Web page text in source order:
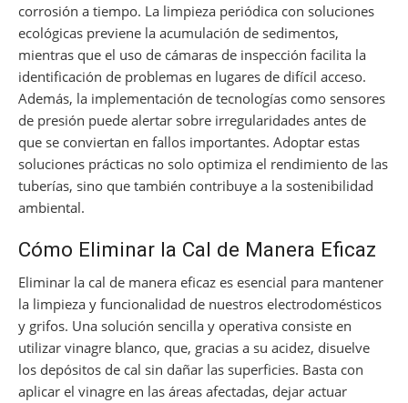
corrosión a tiempo. La limpieza periódica con soluciones
ecológicas previene la acumulación de sedimentos,
mientras que el uso de cámaras de inspección facilita la
identificación de problemas en lugares de difícil acceso.
Además, la implementación de tecnologías como sensores
de presión puede alertar sobre irregularidades antes de
que se conviertan en fallos importantes. Adoptar estas
soluciones prácticas no solo optimiza el rendimiento de las
tuberías, sino que también contribuye a la sostenibilidad
ambiental.
Cómo Eliminar la Cal de Manera Eficaz
Eliminar la cal de manera eficaz es esencial para mantener
la limpieza y funcionalidad de nuestros electrodomésticos
y grifos. Una solución sencilla y operativa consiste en
utilizar vinagre blanco, que, gracias a su acidez, disuelve
los depósitos de cal sin dañar las superficies. Basta con
aplicar el vinagre en las áreas afectadas, dejar actuar